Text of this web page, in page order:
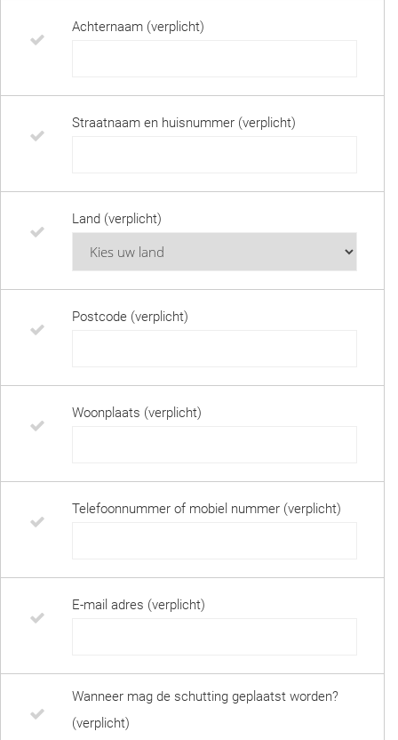
Achternaam (verplicht)
Straatnaam en huisnummer (verplicht)
Land (verplicht)
Postcode (verplicht)
Woonplaats (verplicht)
Telefoonnummer of mobiel nummer (verplicht)
E-mail adres (verplicht)
Wanneer mag de schutting geplaatst worden?
(verplicht)